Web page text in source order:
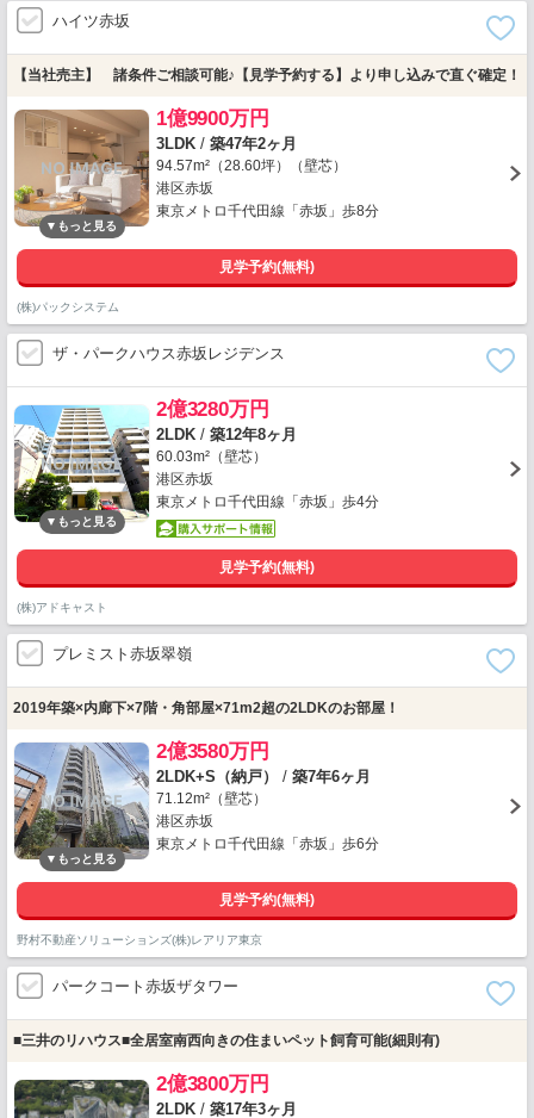
ハイツ赤坂
【当社売主】 諸条件ご相談可能♪【見学予約する】より申し込みで直ぐ確定！
1億9900万円
3LDK / 築47年2ヶ月
94.57m²（28.60坪）（壁芯）
港区赤坂
東京メトロ千代田線「赤坂」歩8分
見学予約(無料)
(株)パックシステム
ザ・パークハウス赤坂レジデンス
2億3280万円
2LDK / 築12年8ヶ月
60.03m²（壁芯）
港区赤坂
東京メトロ千代田線「赤坂」歩4分
見学予約(無料)
(株)アドキャスト
プレミスト赤坂翠嶺
2019年築×内廊下×7階・角部屋×71m2超の2LDKのお部屋！
2億3580万円
2LDK+S（納戸） / 築7年6ヶ月
71.12m²（壁芯）
港区赤坂
東京メトロ千代田線「赤坂」歩6分
見学予約(無料)
野村不動産ソリューションズ(株)レアリア東京
パークコート赤坂ザタワー
■三井のリハウス■全居室南西向きの住まいペット飼育可能(細則有)
2億3800万円
2LDK / 築17年3ヶ月